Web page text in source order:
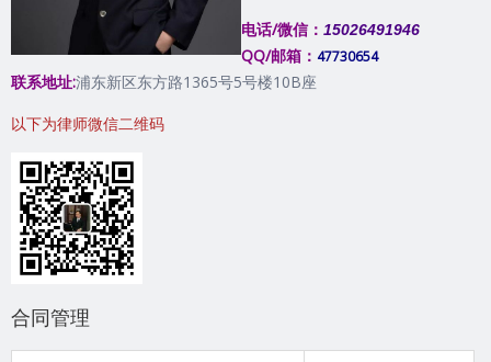
电话/微信： 15026491946
QQ/邮箱： 47730654
联系地址:浦东新区东方路1365号5号楼10B座
以下为律师微信二维码
合同管理